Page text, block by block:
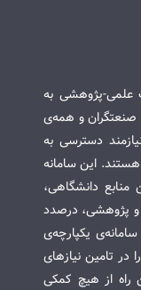
علمی-پژوهشی به
صنعتگران و همه‌ی
دسترسی به
این سامانه
منابع دانشگاهی،
و پژوهشی، درصدد
یکپارچه‌ی
در تامین نیازهای
راه از هیچ کمکی